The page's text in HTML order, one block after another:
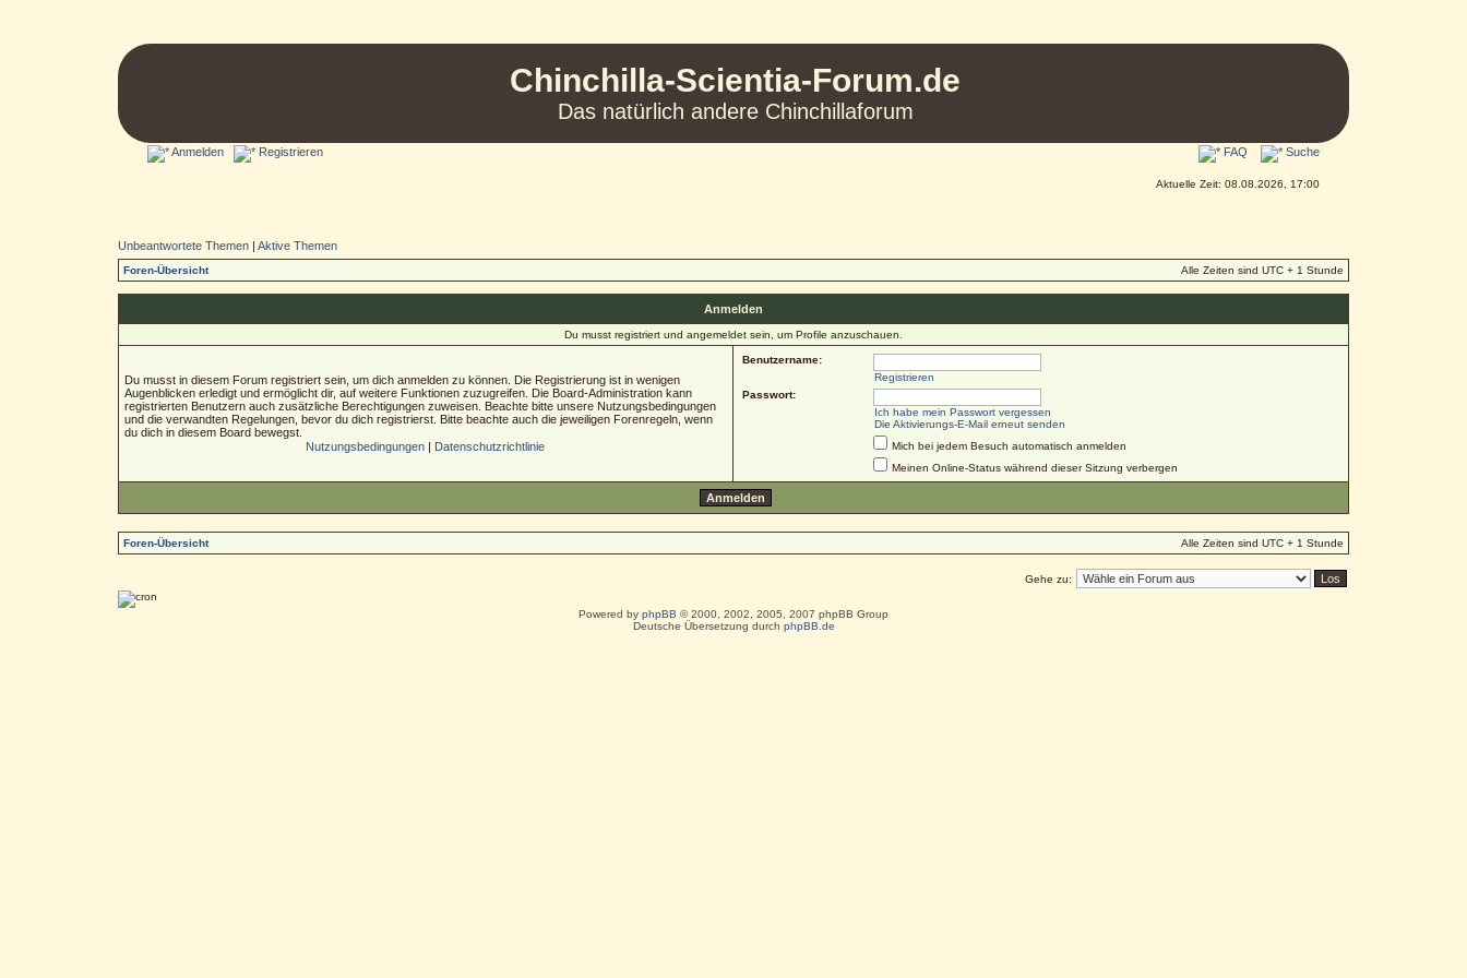
Chinchilla-Scientia-Forum.de
Das natürlich andere Chinchillaforum
Anmelden Registrieren FAQ Suche
Aktuelle Zeit: 08.08.2026, 17:00
Unbeantwortete Themen| Aktive Themen
Foren-Übersicht Alle Zeiten sind UTC + 1 Stunde
Anmelden
Du musst registriert und angemeldet sein, um Profile anzuschauen.
Du musst in diesem Forum registriert sein, um dich anmelden zu können. Die Registrierung ist in wenigen
Augenblicken erledigt und ermöglicht dir, auf weitere Funktionen zuzugreifen. Die Board-Administration kann
registrierten Benutzern auch zusätzliche Berechtigungen zuweisen. Beachte bitte unsere Nutzungsbedingungen
und die verwandten Regelungen, bevor du dich registrierst. Bitte beachte auch die jeweiligen Forenregeln, wenn
du dich in diesem Board bewegst.
Nutzungsbedingungen | Datenschutzrichtlinie
Benutzername:
Registrieren
Passwort:
Ich habe mein Passwort vergessen
Die Aktivierungs-E-Mail erneut senden
Mich bei jedem Besuch automatisch anmelden
Meinen Online-Status während dieser Sitzung verbergen
Foren-Übersicht Alle Zeiten sind UTC + 1 Stunde
Gehe zu:
Powered by phpBB © 2000, 2002, 2005, 2007 phpBB Group
Deutsche Übersetzung durch phpBB.de